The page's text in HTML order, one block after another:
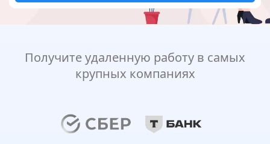
Получите удаленную работу в самых
крупных компаниях